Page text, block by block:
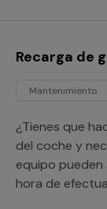
Recarga de
Mantenimiento
¿Tienes que
del coche y
equipo
hora de